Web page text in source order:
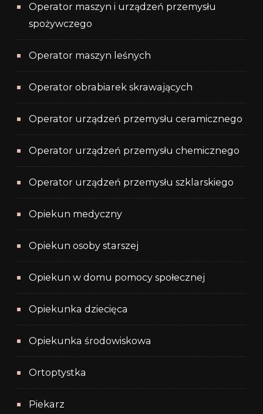
Operator maszyn i urządzeń przemysłu
spożywczego
Operator maszyn leśnych
Operator obrabiarek skrawających
Operator urządzeń przemysłu ceramicznego
Operator urządzeń przemysłu chemicznego
Operator urządzeń przemysłu szklarskiego
Opiekun medyczny
Opiekun osoby starszej
Opiekun w domu pomocy społecznej
Opiekunka dziecięca
Opiekunka środowiskowa
Ortoptystka
Piekarz